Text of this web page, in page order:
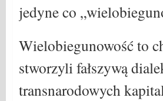
jedyne co
Wielobiegunowość to
stworzyli fałszywą
transnarodowych